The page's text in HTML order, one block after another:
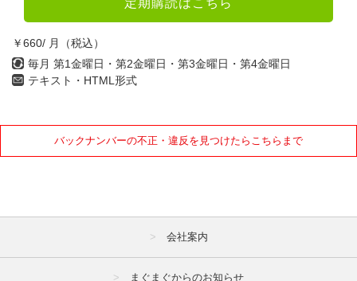
定期購読はこちら
￥660/ 月（税込）
毎月 第1金曜日・第2金曜日・第3金曜日・第4金曜日
テキスト・HTML形式
バックナンバーの不正・違反を見つけたらこちらまで
会社案内
まぐまぐからのお知らせ